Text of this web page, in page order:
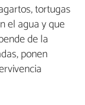
tortugas
el agua y que
de la
ponen